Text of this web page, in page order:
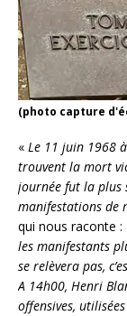
(photo capture
« Le 11 juin 1968
trouvent la mort
journée fut la plus
manifestations de
qui nous raconte
les manifestants
se relèvera pas,
A 14h00, Henri
offensives,